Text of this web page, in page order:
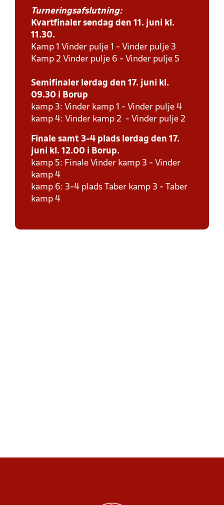
Turneringsafslutning:
Kvartfinaler søndag den 11. juni kl.
11.30.
Kamp 1 Vinder pulje 1 - Vinder pulje 3
Kamp 2 Vinder pulje 6 - Vinder pulje 5
Semifinaler lørdag den 17. juni kl.
09.30 i Borup
kamp 3: Vinder kamp 1 - Vinder pulje 4
kamp 4: Vinder kamp 2 - Vinder pulje 2
Finale samt 3-4 plads lørdag den 17.
juni kl. 12.00 i Borup.
kamp 5: Finale Vinder kamp 3 - Vinder
kamp 4
kamp 6: 3-4 plads Taber kamp 3 - Taber
kamp 4